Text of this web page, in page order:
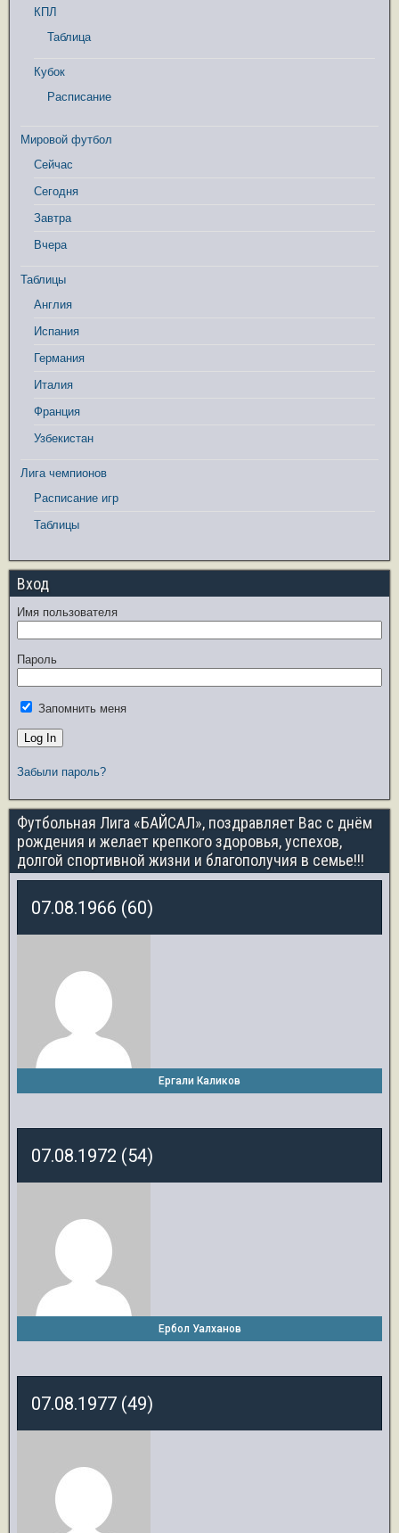
КПЛ
Таблица
Кубок
Расписание
Мировой футбол
Сейчас
Сегодня
Завтра
Вчера
Таблицы
Англия
Испания
Германия
Италия
Франция
Узбекистан
Лига чемпионов
Расписание игр
Таблицы
Вход
Имя пользователя
Пароль
Запомнить меня
Забыли пароль?
Футбольная Лига «БАЙСАЛ», поздравляет Вас с днём
рождения и желает крепкого здоровья, успехов,
долгой спортивной жизни и благополучия в семье!!!
07.08.1966 (60)
Ергали Каликов
07.08.1972 (54)
Ербол Уалханов
07.08.1977 (49)